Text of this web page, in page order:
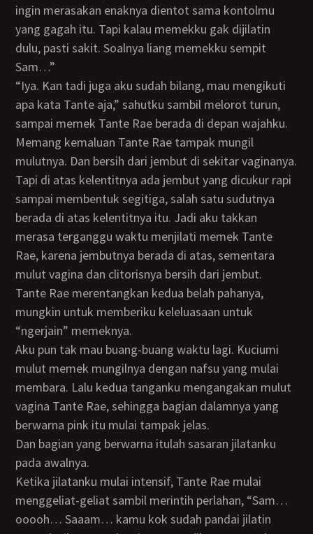
ingin merasakan enaknya dientot sama kontolmu
yang gagah itu. Tapi kalau memekku gak dijilatin
dulu, pasti sakit. Soalnya liang memekku sempit
Sam…”
“Iya. Kan tadi juga aku sudah bilang, mau mengikuti
apa kata Tante aja,” sahutku sambil melorot turun,
sampai memek Tante Rae berada di depan wajahku.
Memang kemaluan Tante Rae tampak mungil
mulutnya. Dan bersih dari jembut di sekitar vaginanya.
Tapi di atas kelentitnya ada jembut yang dicukur rapi
sampai membentuk segitiga, salah satu sudutnya
berada di atas kelentitnya itu. Jadi aku takkan
merasa terganggu waktu menjilati memek Tante
Rae, karena jembutnya berada di atas, sementara
mulut vagina dan clitorisnya bersih dari jembut.
Tante Rae merentangkan kedua belah pahanya,
mungkin untuk memberiku keleluasaan untuk
“ngerjain” memeknya.
Aku pun tak mau buang-buang waktu lagi. Kuciumi
mulut memek mungilnya dengan nafsu yang mulai
membara. Lalu kedua tanganku mengangakan mulut
vagina Tante Rae, sehingga bagian dalamnya yang
berwarna pink itu mulai tampak jelas.
Dan bagian yang berwarna itulah sasaran jilatanku
pada awalnya.
Ketika jilatanku mulai intensif, Tante Rae mulai
menggeliat-geliat sambil merintih perlahan, “Sam…
ooooh… Saaam… kamu kok sudah pandai jilatin